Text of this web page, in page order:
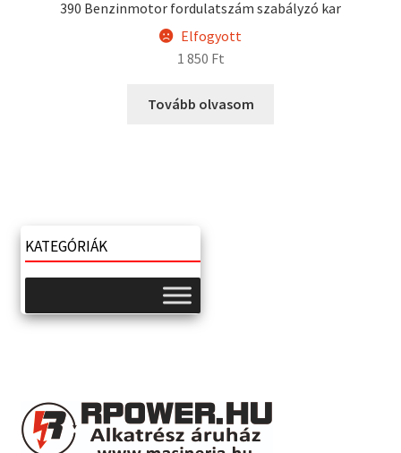
390 Benzinmotor fordulatszám szabályzó kar
Elfogyott
1 850 Ft
Tovább olvasom
KATEGÓRIÁK